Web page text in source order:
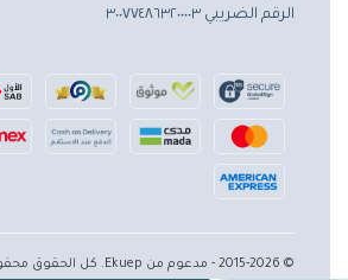
الرقم الضريبي ٣٠٠٧٧٤٨٦٣٢٠٠٠٠٣
© 2015-2026 - مدعوم من Ekuep. كل الحقوق محفوظة